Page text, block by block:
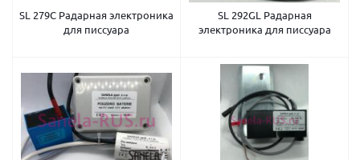
SL 279C Радарная электроника
для писсуара
SL 292GL Радарная
электроника для писсуара